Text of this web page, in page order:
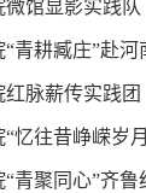
馆显影实践队
青耕臧庄”赴
脉薪传实践团
忆往昔峥嵘岁
青聚同心”齐鲁